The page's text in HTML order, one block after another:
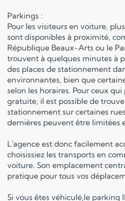
Parkings :
Pour les visiteurs en voiture,
sont disponibles à proximité,
République Beaux-Arts ou le
trouvent à quelques minutes à
des places de stationnement
environnantes, bien que
selon les horaires. Pour ceux
gratuite, il est possible de
stationnement sur certaines
dernières peuvent être limitées
L'agence est donc facilement
choisissiez les transports en
voiture. Son emplacement
pratique pour tous vos
Si vous êtes véhiculé,le parking